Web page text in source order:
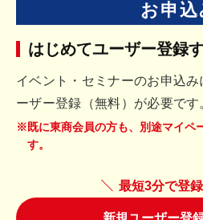
お申込
はじめてユーザー登録
イベント・セミナーのお申込
ーザー登録（無料）が必要です
※既に東商会員の方も、別途マイペ
す。
最短3分で登録